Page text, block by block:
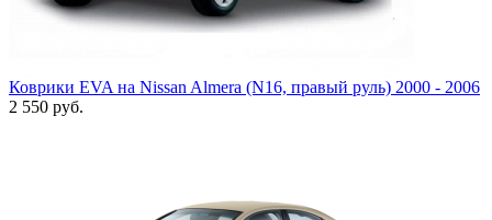
Коврики EVA на Nissan Almera (N16, правый руль) 2000 - 2006
2 550 руб.